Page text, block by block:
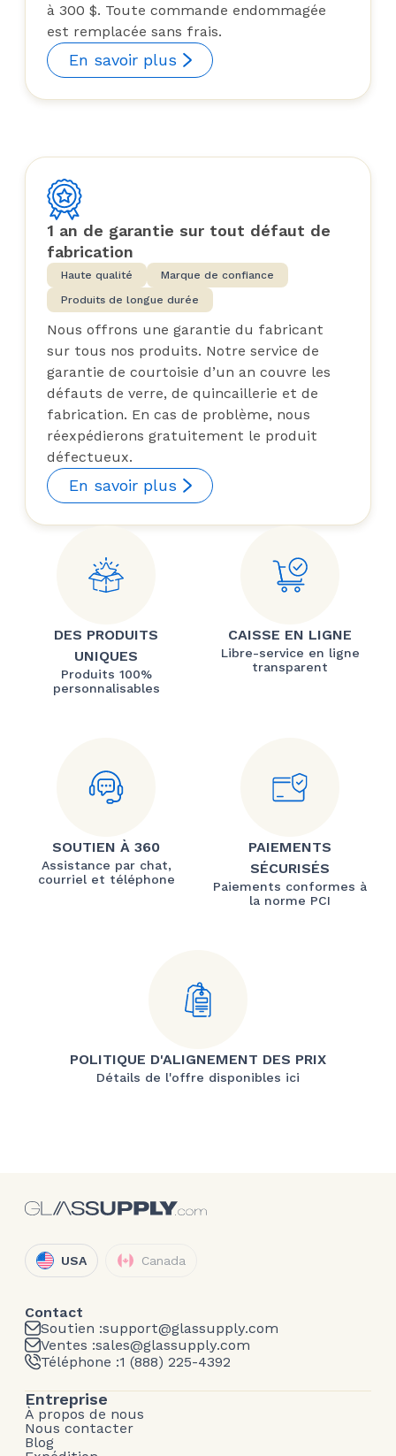
à 300 $. Toute commande endommagée
est remplacée sans frais.
En savoir plus
1 an de garantie sur tout défaut de
fabrication
Haute qualité
Marque de confiance
Produits de longue durée
Nous offrons une garantie du fabricant
sur tous nos produits. Notre service de
garantie de courtoisie d’un an couvre les
défauts de verre, de quincaillerie et de
fabrication. En cas de problème, nous
réexpédierons gratuitement le produit
défectueux.
En savoir plus
DES PRODUITS
UNIQUES
Produits 100%
personnalisables
CAISSE EN LIGNE
Libre-service en ligne
transparent
SOUTIEN À 360
Assistance par chat,
courriel et téléphone
PAIEMENTS
SÉCURISÉS
Paiements conformes à
la norme PCI
POLITIQUE D'ALIGNEMENT DES PRIX
Détails de l'offre disponibles ici
USA Canada
Contact
Soutien :support@glassupply.com
Ventes :sales@glassupply.com
Téléphone :1 (888) 225-4392
Entreprise
À propos de nous
Nous contacter
Blog